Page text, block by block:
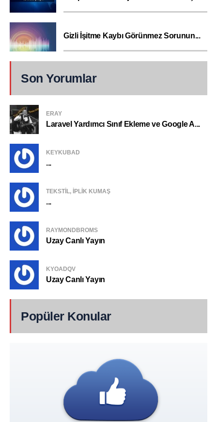
Gizli İşitme Kaybı Görünmez Sorunun...
Son Yorumlar
ERAY
Laravel Yardımcı Sınıf Ekleme ve Google A...
KEYKUBAD
...
TEKSTIL, IPLIK KUMAŞ
...
RAYMONDBROMS
Uzay Canlı Yayın
KYOADQV
Uzay Canlı Yayın
Popüler Konular